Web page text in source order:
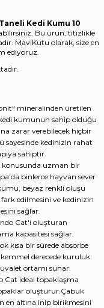
Kedi Kumu 10
Bu ürün, titizlikle
MaviKutu olarak, size en
ediyoruz.
mineralinden üretilen
kumunun sahip olduğu
zarar verebilecek hiçbir
sayesinde kedinizin rahat
sahiptir.
konusunda uzman bir
binlerce hayvan sever
beyaz renkli oluşu
edilmesini ve kedinizin
sağlar.
Cat'i oluşturan
kapasitesi sağlar.
kısa bir sürede absorbe
derecede kuruluk
ortamı sunar.
Cat ideal topaklaşma
oluşturur.Çabuk
en altına inip birikmesini